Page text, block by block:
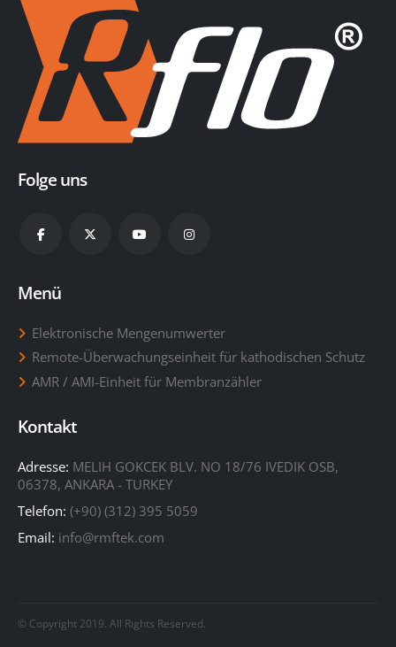
Menü
Elektronische Mengenumwerter
Remote-Überwachungseinheit für kathodischen Schutz
AMR / AMI-Einheit für Membranzähler
Kontakt
Adresse:
MELIH GOKCEK BLV. NO 18/76 IVEDIK OSB,
Email: info@rmftek.com
© Copyright 2019. All Rights Reserved.
Nutzungsbedingungen